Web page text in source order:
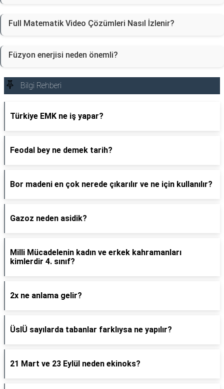
Full Matematik Video Çözümleri Nasıl İzlenir?
Füzyon enerjisi neden önemli?
Bilgi Rehberi
Türkiye EMK ne iş yapar?
Feodal bey ne demek tarih?
Bor madeni en çok nerede çıkarılır ve ne için kullanılır?
Gazoz neden asidik?
Milli Mücadelenin kadın ve erkek kahramanları
kimlerdir 4. sınıf?
2x ne anlama gelir?
ÜslÜ sayılarda tabanlar farklıysa ne yapılır?
21 Mart ve 23 Eylül neden ekinoks?